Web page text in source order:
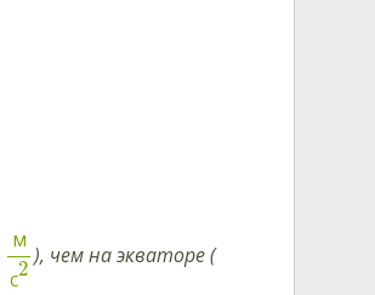
м
с2
), чем на экваторе (